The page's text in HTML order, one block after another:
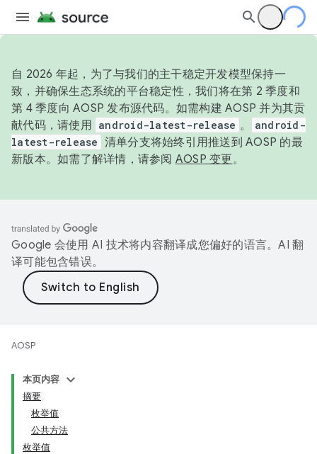
自 2026 年起，为了与我们的主干稳定开发模型保持一
致，并确保生态系统的平台稳定性，我们将在第 2 季度和
第 4 季度向 AOSP 发布源代码。如需构建 AOSP 并为其贡
献代码，请使用 android-latest-release 。
android-
latest-release 清单分支将始终引用推送到 AOSP 的最
新版本。如需了解详情，请参阅 AOSP 变更。
Google 会使用 AI 技术将内容翻译成您偏好的语言。AI 翻
译可能包含错误。
AOSP
本页内容
摘要
枚举值
公共方法
枚举值